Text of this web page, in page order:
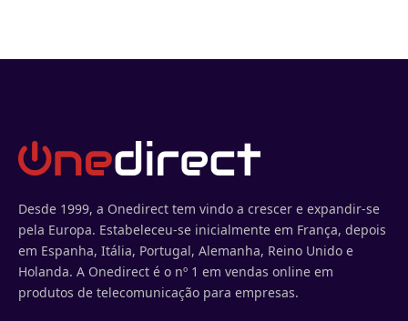
Desde 1999, a Onedirect tem vindo a crescer e expandir-se
pela Europa. Estabeleceu-se inicialmente em França, depois
em Espanha, Itália, Portugal, Alemanha, Reino Unido e
Holanda. A Onedirect é o nº 1 em vendas online em
produtos de telecomunicação para empresas.